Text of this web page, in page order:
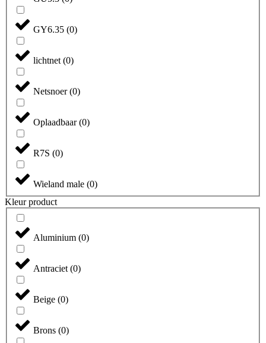
GY6.35 (0)
lichtnet (0)
Netsnoer(0)
Oplaadbaar(0)
R7S (0)
Wieland male (0)
Kleur product
Aluminium (0)
Antraciet (0)
Beige (0)
Brons (0)